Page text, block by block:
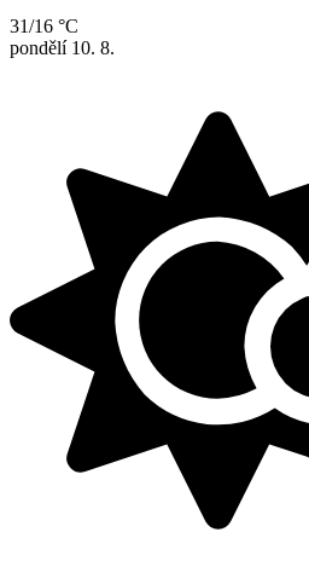
31/16 °C
pondělí 10. 8.